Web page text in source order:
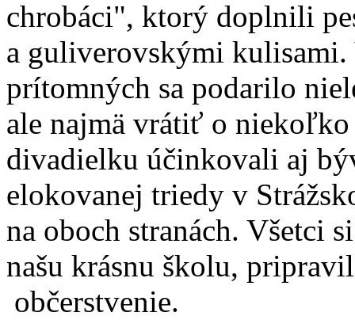
chrobáci", ktorý doplnili
a guliverovskými kulisami.
prítomných sa podarilo
ale najmä vrátiť o
divadielku účinkovali aj
elokovanej triedy v
na oboch stranách. Všetci
našu krásnu školu,
občerstvenie.